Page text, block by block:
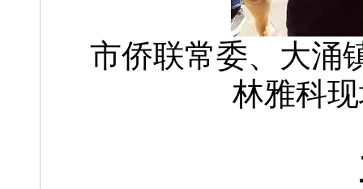
市侨联常委、大涌
林雅科